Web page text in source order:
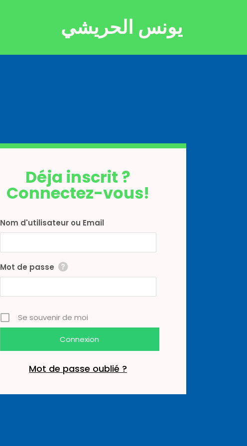
يونس الحريشي
Déja inscrit ?
Connectez-vous!
Nom d'utilisateur ou Email
Mot de passe
Se souvenir de moi
Mot de passe oublié ?